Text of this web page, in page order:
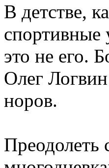
В детстве,
спортивные
это не его.
Олег
норов.
Преодолеть